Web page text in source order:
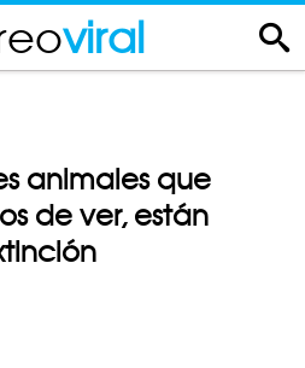
viral
animales que
de ver, están